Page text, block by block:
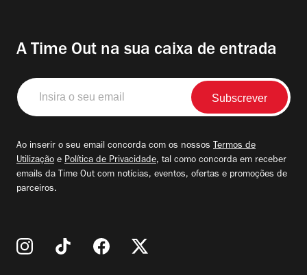
A Time Out na sua caixa de entrada
Insira
o
seu
Ao inserir o seu email concorda com os nossos Termos de
Utilização e Política de Privacidade, tal como concorda em receber
emails da Time Out com notícias, eventos, ofertas e promoções de
parceiros.